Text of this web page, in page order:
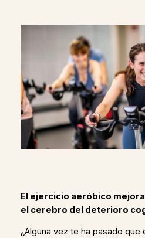
El ejercicio aeróbico
el cerebro del deterioro
¿Alguna vez te ha pasado que